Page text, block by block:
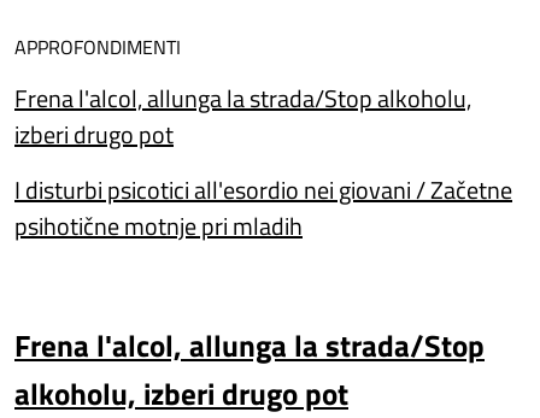
APPROFONDIMENTI
Frena l'alcol, allunga la strada/Stop alkoholu,
izberi drugo pot
I disturbi psicotici all'esordio nei giovani / Začetne
psihotične motnje pri mladih
Frena l'alcol, allunga la strada/Stop
alkoholu, izberi drugo pot